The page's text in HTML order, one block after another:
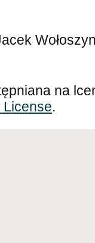
na
License.